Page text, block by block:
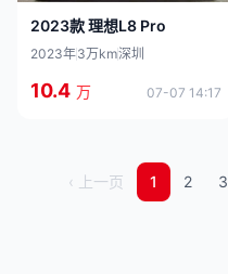
2023款 理想L8 Pro
2023年3万km深圳
10.4 万 07-07 14:17
‹ 上一页 1 2 3